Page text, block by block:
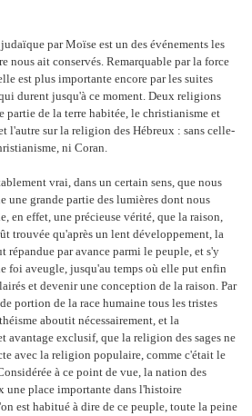
par Moïse est un des événements les
nous ait conservés. Remarquable par la force
est plus importante encore par les suites
durent jusqu'à ce moment. Deux religions
partie de la terre habitée, le christianisme et
l'autre sur la religion des Hébreux : sans celle-
ni Coran.
vrai, dans un certain sens, que nous
une grande partie des lumières dont nous
en effet, une précieuse vérité, que la raison,
trouvée qu'après un lent développement, la
par avance parmi le peuple, et s'y
foi aveugle, jusqu'au temps où elle put enfin
et devenir une conception de la raison. Par
portion de la race humaine tous les tristes
aboutit nécessairement, et la
avantage exclusif, que la religion des sages ne
avec la religion populaire, comme c'était le
à ce point de vue, la nation des
une place importante dans l'histoire
est habitué à dire de ce peuple, toute la peine